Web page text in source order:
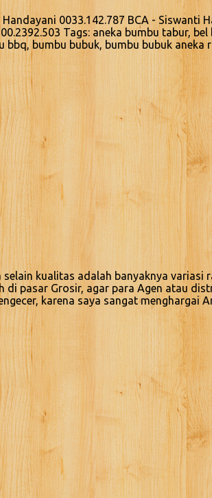
0033.142.787 BCA - Siswanti
Tags: aneka bumbu tabur,
bumbu bubuk, bumbu bubuk aneka
kualitas adalah banyaknya variasi
di pasar Grosir, agar para Agen atau
karena saya sangat menghargai